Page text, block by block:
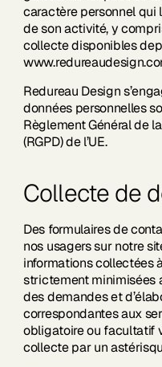
caractère personnel qui
de son activité, y
collecte disponibles
Redureau Design
données personnelles
Règlement Général de
(RGPD) de l’UE.
Collecte de
Des formulaires de
nos usagers sur notre
informations collectées
strictement minimisées
des demandes et
correspondantes aux
obligatoire ou facultatif
collecte par un